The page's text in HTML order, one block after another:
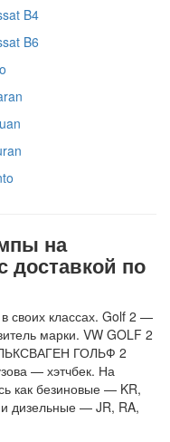
B4
B6
на
доставкой по
своих классах. Golf 2 —
марки. VW GOLF 2
ГОЛЬФ 2
— хэтчбек. На
как безиновые — KR,
и дизельные — JR, RA,